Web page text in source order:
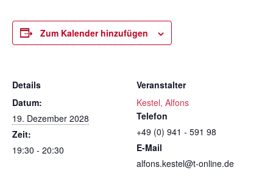
Zum Kalender hinzufügen
Details
Datum:
19. Dezember 2028
Zeit:
19:30 - 20:30
Veranstalter
Kestel, Alfons
Telefon
+49 (0) 941 - 591 98
E-Mail
alfons.kestel@t-online.de